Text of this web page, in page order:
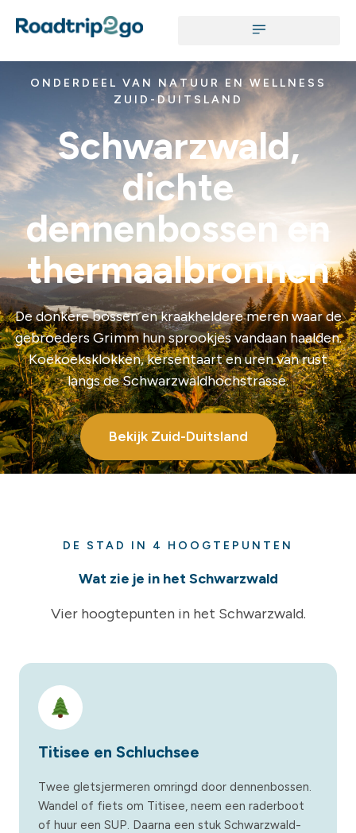
ONDERDEEL VAN NATUUR EN WELLNESS
ZUID-DUITSLAND
Schwarzwald,
dichte
dennenbossen en
thermaalbronnen
De donkere bossen en kraakheldere meren waar de
gebroeders Grimm hun sprookjes vandaan haalden.
Koekoeksklokken, kersentaart en uren van rust
langs de Schwarzwaldhochstrasse.
Bekijk Zuid-Duitsland
DE STAD IN 4 HOOGTEPUNTEN
Wat zie je in het Schwarzwald
Vier hoogtepunten in het Schwarzwald.
Titisee en Schluchsee
Twee gletsjermeren omringd door dennenbossen.
Wandel of fiets om Titisee, neem een raderboot
of huur een SUP. Daarna een stuk Schwarzwald-